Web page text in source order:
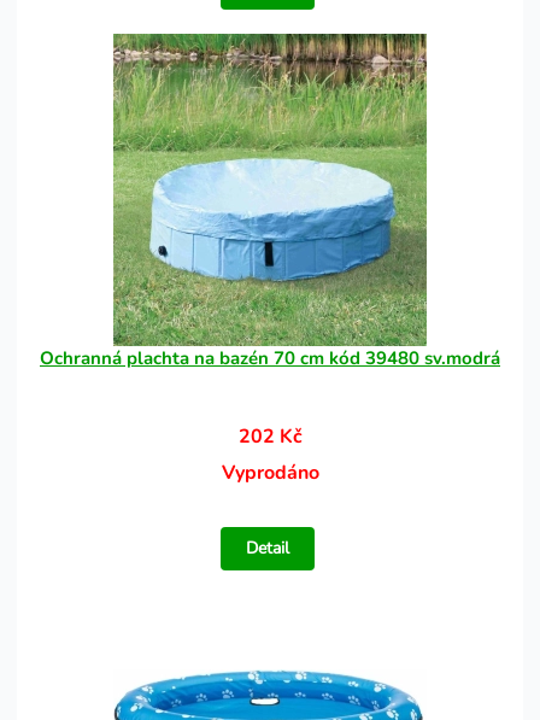
Ochranná plachta na bazén 70 cm kód 39480 sv.modrá
202 Kč
Vyprodáno
Detail